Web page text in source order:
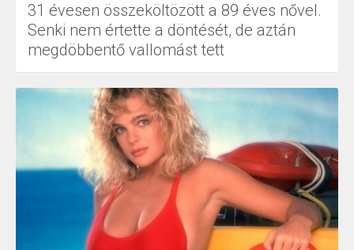
31 évesen összeköltözött a 89 éves nővel.
Senki nem értette a döntését, de aztán
megdöbbentő vallomást tett